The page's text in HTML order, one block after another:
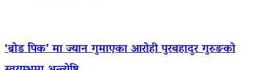
‘ब्रोड पिक’ मा ज्यान गुमाएका आराेही पुरबहादुर गुरुङको